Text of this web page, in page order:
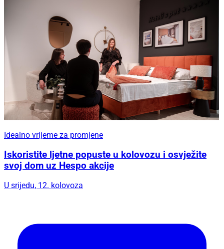
Idealno vrijeme za promjene
Iskoristite ljetne popuste u kolovozu i osvježite
svoj dom uz Hespo akcije
U srijedu, 12. kolovoza